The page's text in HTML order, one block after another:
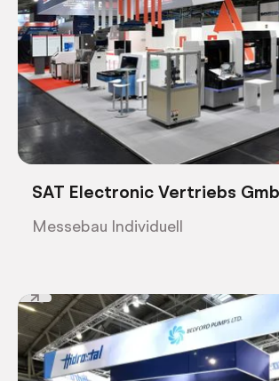
SAT Electronic Vertriebs
Messebau Individuell